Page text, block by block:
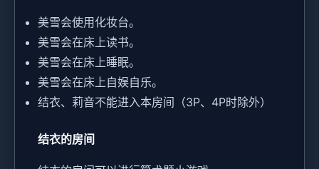
美雪会使用化妆台。
美雪会在床上读书。
美雪会在床上睡眠。
美雪会在床上自娱自乐。
结衣、莉音不能进入本房间（3P、4P时除外）
结衣的房间